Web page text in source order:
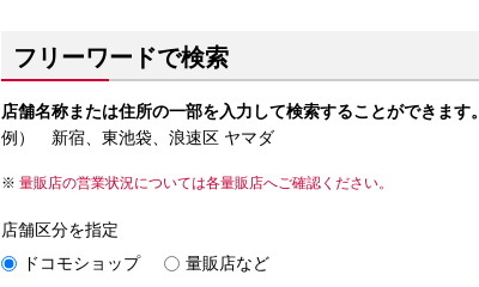
フリーワードで検索
店舗名称または住所の一部を入力して検索することができます。
例） 新宿、東池袋、浪速区 ヤマダ
量販店の営業状況については各量販店へご確認ください。
店舗区分を指定
ドコモショップ
量販店など